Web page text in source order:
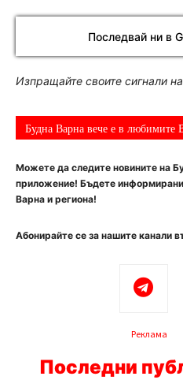
Последвай ни в
Изпращайте своите сигнали на
Будна Варна вече е в любимите
Можете да следите новините на
приложение! Бъдете
Варна и региона!
Абонирайте се за нашите канали
Реклама
Последни